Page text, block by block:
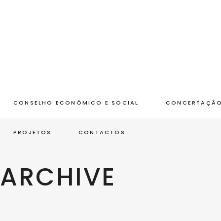
CONSELHO ECONÓMICO E SOCIAL
PROJETOS CONTACTOS
ARCHIVE